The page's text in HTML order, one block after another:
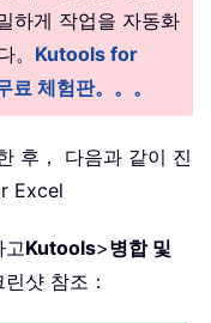
하게 작업을 자동화
。 Kutools for
료 체험판。。。
후， 다음과 같이 진
Excel
Kutools>병합 및
샷 참조：